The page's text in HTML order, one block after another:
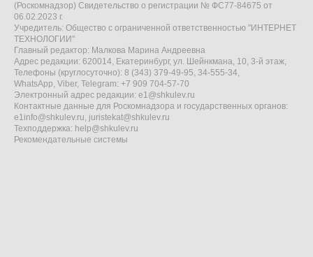
(Роскомнадзор) Свидетельство о регистрации № ФС77-84675 от
06.02.2023 г.
Учредитель: Общество с ограниченной ответственностью "ИНТЕРНЕТ
ТЕХНОЛОГИИ"
Главный редактор: Малкова Марина Андреевна
Адрес редакции: 620014, Екатеринбург, ул. Шейнкмана, 10, 3-й этаж,
Телефоны (круглосуточно): 8 (343) 379-49-95, 34-555-34,
WhatsApp, Viber, Telegram: +7 909 704-57-70
Электронный адрес редакции: e1@shkulev.ru
Контактные данные для Роскомнадзора и государственных органов:
e1info@shkulev.ru, juristekat@shkulev.ru
Техподдержка: help@shkulev.ru
Рекомендательные системы